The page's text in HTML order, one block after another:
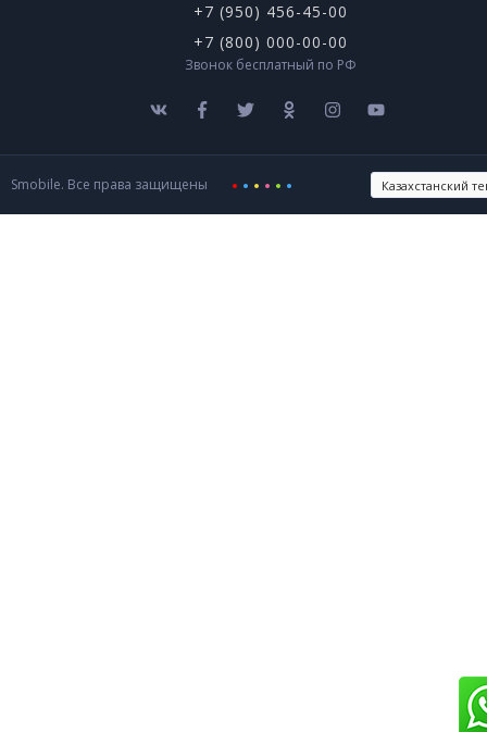
+7 (950) 456-45-00
+7 (800) 000-00-00
Звонок бесплатный по РФ
Smobile. Все права защищены